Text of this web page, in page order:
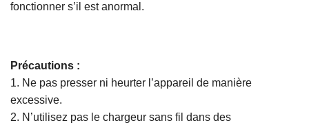
fonctionner s’il est anormal.
Précautions :
1. Ne pas presser ni heurter l’appareil de manière
excessive.
2. N’utilisez pas le chargeur sans fil dans des